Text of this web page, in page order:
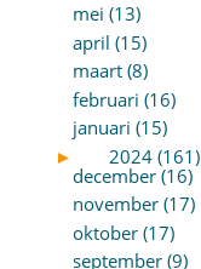
mei (13)
april (15)
maart (8)
februari (16)
januari (15)
►
2024 (161)
december (16)
november (17)
oktober (17)
september (9)